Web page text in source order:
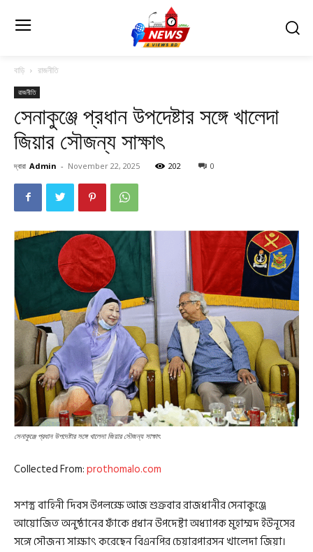
বাড়ি রাজনীতি
রাজনীতি
সেনাকুঞ্জে প্রধান উপদেষ্টার সঙ্গে খালেদা
জিয়ার সৌজন্য সাক্ষাৎ
দ্বারা Admin - November 22, 2025 202 0
সেনাকুঞ্জে প্রধান উপদেষ্টার সঙ্গে খালেদা জিয়ার সৌজন্য সাক্ষাৎ
Collected From:prothomalo.com
সশস্ত্র বাহিনী দিবস উপলক্ষে আজ শুক্রবার রাজধানীর সেনাকুঞ্জে
আয়োজিত অনুষ্ঠানের ফাঁকে প্রধান উপদেষ্টা অধ্যাপক মুহাম্মদ ইউনূসের
সঙ্গে সৌজন্য সাক্ষাৎ করেছেন বিএনপির চেয়ারপারসন খালেদা জিয়া।